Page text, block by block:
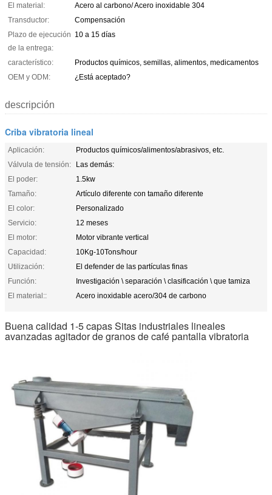
El material:
Acero al carbono/ Acero inoxidable 304
Transductor:
Compensación
Plazo de ejecución
de la entrega:
10 a 15 días
característico:
Productos químicos, semillas, alimentos, medicamentos
OEM y ODM:
¿Está aceptado?
descripción
Criba vibratoria lineal
Aplicación:
Productos químicos/alimentos/abrasivos, etc.
Válvula de tensión:
Las demás:
El poder:
1.5kw
Tamaño:
Artículo diferente con tamaño diferente
El color:
Personalizado
Servicio:
12 meses
El motor:
Motor vibrante vertical
Capacidad:
10Kg-10Tons/hour
Utilización:
El defender de las partículas finas
Función:
Investigación \ separación \ clasificación \ que tamiza
El material::
Acero inoxidable acero/304 de carbono
Buena calidad 1-5 capas Sitas industriales lineales
avanzadas agitador de granos de café pantalla vibratoria